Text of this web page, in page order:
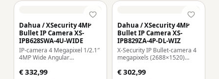
Dahua / XSecurity 4MP
Bullet IP Camera XS-
IPB628SWA-4U-WIDE
IP-camera 4 Megapixel 1/2.1″
4MP Wide Angular
Lens 2.1 mm / WDR MicroSD
€ 332,99
Dahua / XSecurity 4MP
Bullet IP Camera XS-
IPB829ZA-4P-DL-WIZ
X-Security IP Bullet-camera 4
megapixels (2688×1520)
lens WDR 120dB | Dubbel
€ 302,99